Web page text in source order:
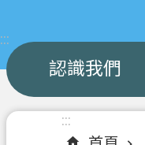
:::
認識我們
:::